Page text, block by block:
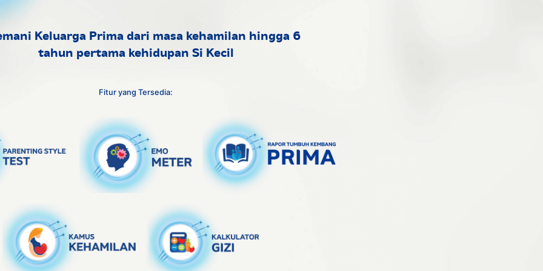
Keluarga Prima dari masa kehamilan hingga 6
tahun pertama kehidupan Si Kecil
Fitur yang Tersedia: